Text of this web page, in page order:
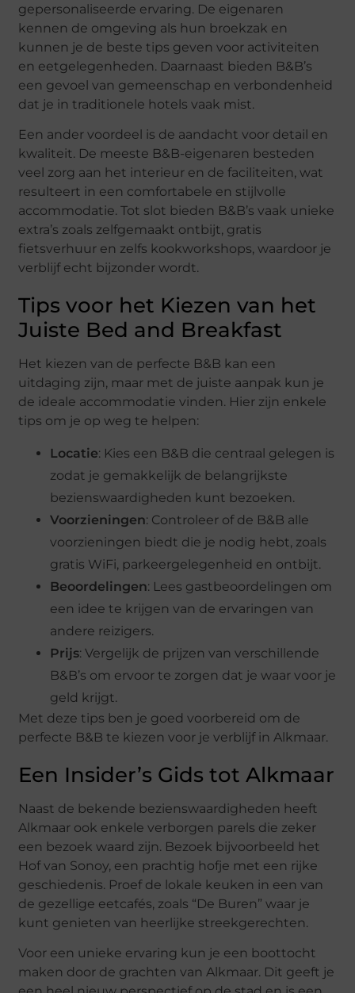
gepersonaliseerde ervaring. De eigenaren
kennen de omgeving als hun broekzak en
kunnen je de beste tips geven voor activiteiten
en eetgelegenheden. Daarnaast bieden B&B’s
een gevoel van gemeenschap en verbondenheid
dat je in traditionele hotels vaak mist.
Een ander voordeel is de aandacht voor detail en
kwaliteit. De meeste B&B-eigenaren besteden
veel zorg aan het interieur en de faciliteiten, wat
resulteert in een comfortabele en stijlvolle
accommodatie. Tot slot bieden B&B’s vaak unieke
extra’s zoals zelfgemaakt ontbijt, gratis
fietsverhuur en zelfs kookworkshops, waardoor je
verblijf echt bijzonder wordt.
Tips voor het Kiezen van het
Juiste Bed and Breakfast
Het kiezen van de perfecte B&B kan een
uitdaging zijn, maar met de juiste aanpak kun je
de ideale accommodatie vinden. Hier zijn enkele
tips om je op weg te helpen:
Locatie: Kies een B&B die centraal gelegen is
zodat je gemakkelijk de belangrijkste
bezienswaardigheden kunt bezoeken.
Voorzieningen: Controleer of de B&B alle
voorzieningen biedt die je nodig hebt, zoals
gratis WiFi, parkeergelegenheid en ontbijt.
Beoordelingen: Lees gastbeoordelingen om
een idee te krijgen van de ervaringen van
andere reizigers.
Prijs: Vergelijk de prijzen van verschillende
B&B’s om ervoor te zorgen dat je waar voor je
geld krijgt.
Met deze tips ben je goed voorbereid om de
perfecte B&B te kiezen voor je verblijf in Alkmaar.
Een Insider’s Gids tot Alkmaar
Naast de bekende bezienswaardigheden heeft
Alkmaar ook enkele verborgen parels die zeker
een bezoek waard zijn. Bezoek bijvoorbeeld het
Hof van Sonoy, een prachtig hofje met een rijke
geschiedenis. Proef de lokale keuken in een van
de gezellige eetcafés, zoals “De Buren” waar je
kunt genieten van heerlijke streekgerechten.
Voor een unieke ervaring kun je een boottocht
maken door de grachten van Alkmaar. Dit geeft je